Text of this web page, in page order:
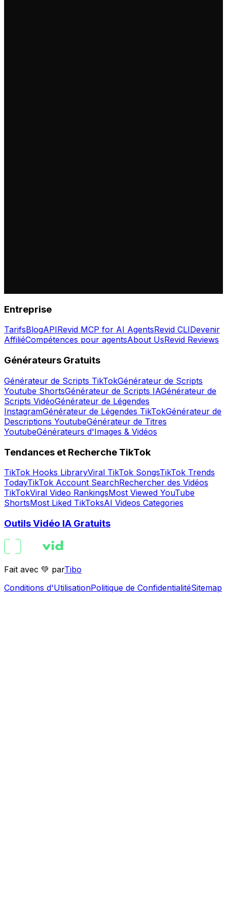
Entreprise
TarifsBlogAPIRevid MCP for AI AgentsRevid CLIDevenir
AffiliéCompétences pour agentsAbout UsRevid Reviews
Générateurs Gratuits
Générateur de Scripts TikTokGénérateur de Scripts
Youtube ShortsGénérateur de Scripts IAGénérateur de
Scripts VidéoGénérateur de Légendes
InstagramGénérateur de Légendes TikTokGénérateur de
Descriptions YoutubeGénérateur de Titres
YoutubeGénérateurs d'Images & Vidéos
Tendances et Recherche TikTok
TikTok Hooks LibraryViral TikTok SongsTikTok Trends
TodayTikTok Account SearchRechercher des Vidéos
TikTokViral Video RankingsMost Viewed YouTube
ShortsMost Liked TikToksAI Videos Categories
Outils Vidéo IA Gratuits
Fait avec 💚 parTibo
Conditions d'UtilisationPolitique de ConfidentialitéSitemap